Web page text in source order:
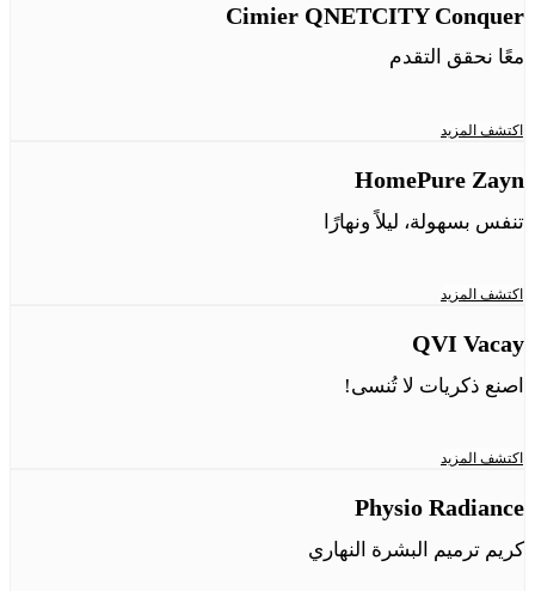
Cimier QNETCITY Conquer
معًا نحقق التقدم
اكتشف المزيد
HomePure Zayn
تنفس بسهولة، ليلاً ونهارًا
اكتشف المزيد
QVI Vacay
اصنع ذكريات لا تُنسى!
اكتشف المزيد
Physio Radiance
كريم ترميم البشرة النهاري